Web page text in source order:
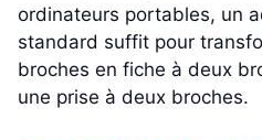
ordinateurs portables, un
standard suffit pour
broches en fiche à deux
une prise à deux broches.